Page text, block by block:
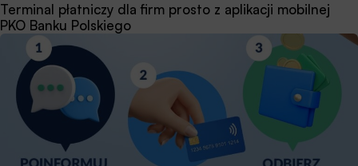
Terminal płatniczy dla firm prosto z aplikacji mobilnej
PKO Banku Polskiego